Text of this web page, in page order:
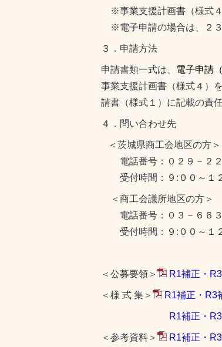
※事業支援計画書（様式４
※電子申請の場合は、２３
３．申請方法
申請書類一式は、 電子申請
事業支援計画書（様式４）
請書（様式１）に記載の責
４．問い合わせ先
＜茨城県商工会地区の方＞
電話番号：０２９－２２
受付時間：９:００～１２:
＜商工会議所地区の方
電話番号：０３－６６３
受付時間：９:００～１２:
＜公募要領＞ R1補正・
＜様 式 集＞ R1補正・R3
R1補正・
＜参考資料＞ R1補正・